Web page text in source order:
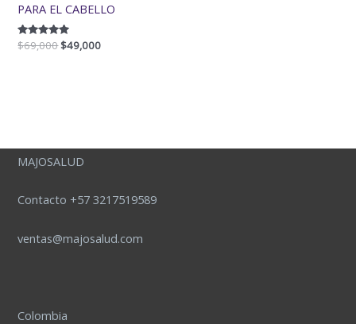
PARA EL CABELLO
Valorado
con
$69,000$49,000
MAJOSALUD
Contacto +57 3217519589
ventas@majosalud.com
Colombia